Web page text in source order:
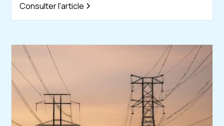
Consulter l'article